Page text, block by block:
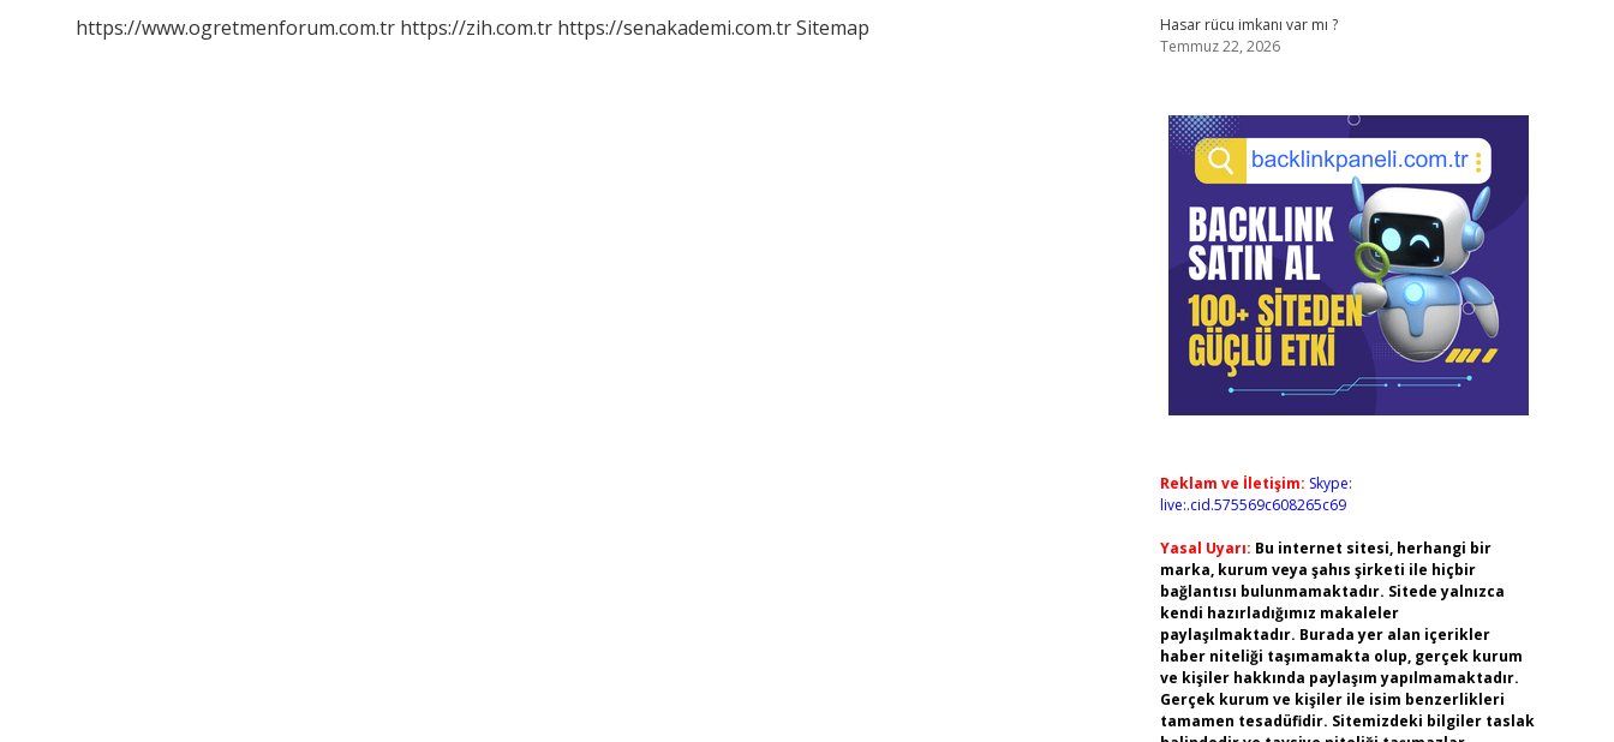
https://www.ogretmenforum.com.tr https://zih.com.tr https://senakademi.com.trSitemap
Hasar rücu imkanı var mı ?
Temmuz 22, 2026
Reklam ve İletişim: Skype:
live:.cid.575569c608265c69
Yasal Uyarı: Bu internet sitesi, herhangi bir
marka, kurum veya şahıs şirketi ile hiçbir
bağlantısı bulunmamaktadır. Sitede yalnızca
kendi hazırladığımız makaleler
paylaşılmaktadır. Burada yer alan içerikler
haber niteliği taşımamakta olup, gerçek kurum
ve kişiler hakkında paylaşım yapılmamaktadır.
Gerçek kurum ve kişiler ile isim benzerlikleri
tamamen tesadüfidir. Sitemizdeki bilgiler taslak